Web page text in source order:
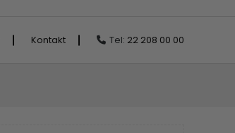
Kontakt Tel: 22 208 00 00